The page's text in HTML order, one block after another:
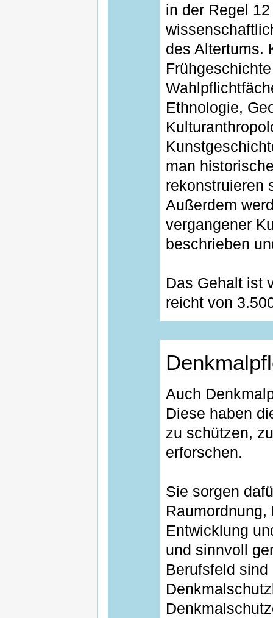
in der Regel
des Altertums.
Ethnologie,
man
rekonstruieren
Außerdem
vergangener
beschrieben
Das Gehalt ist
reicht von
Auch
Diese haben
zu schützen,
erforschen.
Sie sorgen
Entwicklung
und sinnvoll
Berufsfeld